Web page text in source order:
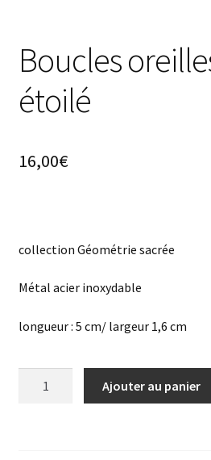
Boucles
étoilé
16,00€
collection Géométrie sacrée
Métal acier inoxydable
longueur : 5 cm/ largeur 1,6 cm
Ajouter au panier